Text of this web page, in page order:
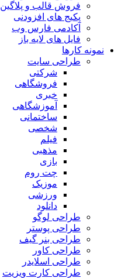
فروش قالب و پلاگین
پکیج های افزودنی
آکادمی فارس وب
فایل های لایه باز
نمونه کارها
طراحی سایت
شرکتی
فروشگاهی
خبری
آموزشگاهی
ساختمانی
شخصی
فیلم
مذهبی
بازی
چت روم
موزیک
ورزشی
دانلود
طراحی لوگو
طراحی پوستر
طراحی بنر گیف
طراحی کاور
طراحی اسلایدر
طراحی کارت ویزیت